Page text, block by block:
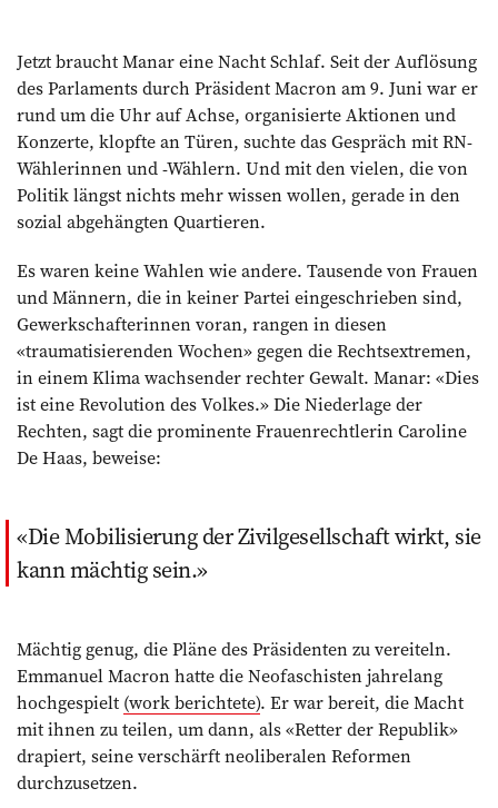
Jetzt braucht Manar eine Nacht Schlaf. Seit der Auflösung
des Parlaments durch Präsident Macron am 9. Juni war er
rund um die Uhr auf Achse, organisierte Aktionen und
Konzerte, klopfte an Türen, suchte das Gespräch mit RN-
Wählerinnen und -Wählern. Und mit den vielen, die von
Politik längst nichts mehr wissen wollen, gerade in den
sozial abgehängten Quartieren.
Es waren keine Wahlen wie andere. Tausende von Frauen
und Männern, die in keiner Partei eingeschrieben sind,
Gewerkschafterinnen voran, rangen in diesen
«traumatisierenden Wochen» gegen die Rechtsextremen,
in einem Klima wachsender rechter Gewalt. Manar: «Dies
ist eine Revolution des Volkes.» Die Niederlage der
Rechten, sagt die prominente Frauenrechtlerin Caroline
De Haas, beweise:
Die Mobilisierung der Zivilgesellschaft wirkt, sie
kann mächtig sein.
Mächtig genug, die Pläne des Präsidenten zu vereiteln.
Emmanuel Macron hatte die Neofaschisten jahrelang
hochgespielt (work berichtete). Er war bereit, die Macht
mit ihnen zu teilen, um dann, als «Retter der Republik»
drapiert, seine verschärft neoliberalen Reformen
durchzusetzen.